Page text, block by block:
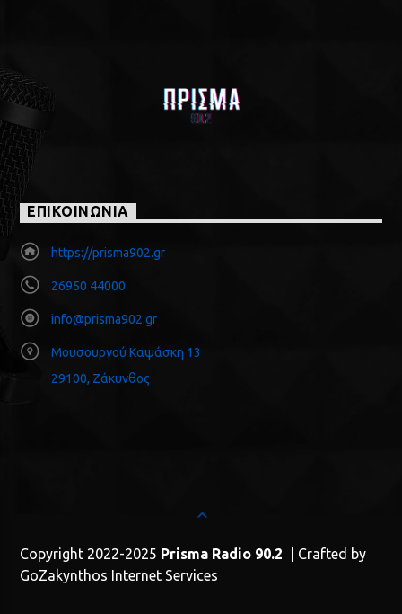
ΕΠΙΚΟΙΝΩΝΙΑ
https://prisma902.gr
26950 44000
info@prisma902.gr
Μουσουργού Καψάσκη 13
29100, Ζάκυνθος
Copyright 2022-2025 Prisma Radio 90.2 | Crafted by
GoZakynthos Internet Services